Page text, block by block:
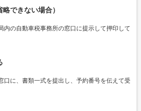
できない場合）
内の自動車税事務所の窓口に提示して押印して
口に、書類一式を提出し、予約番号を伝えて受